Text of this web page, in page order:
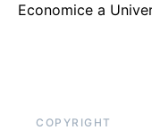
Economice a
COPYRIGHT